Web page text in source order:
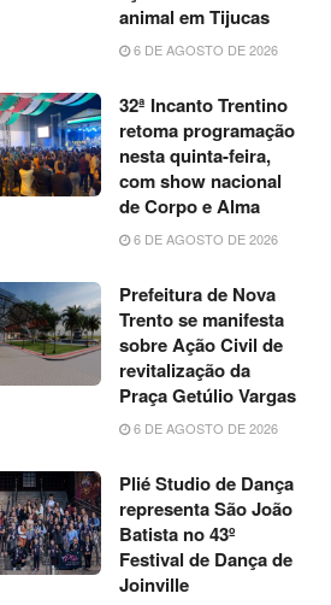
animal em Tijucas
6 DE AGOSTO DE 2026
32ª Incanto Trentino
retoma programação
nesta quinta-feira,
com show nacional
de Corpo e Alma
6 DE AGOSTO DE 2026
Prefeitura de Nova
Trento se manifesta
sobre Ação Civil de
revitalização da
Praça Getúlio Vargas
6 DE AGOSTO DE 2026
Plié Studio de Dança
representa São João
Batista no 43º
Festival de Dança de
Joinville